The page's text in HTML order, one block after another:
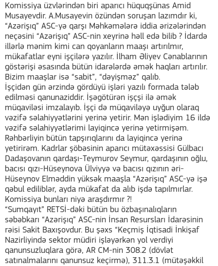
Komissiya üzvlərindən biri aparıcı hüquqşünas Amid
Musayevdir. A.Musayevin özündən soruşan lazımdır ki,
“Azərişıq” ASC-yə qarşı Məhkəmələrə iddia ərizələrindən
neçəsini “Azərişıq” ASC-nin xeyrinə həll edə bilib ? İdardə
illərlə mənim kimi can qoyanların maaşı artırılmır,
mükafatlar eyni işçilərə yazılır. İlham Əliyev Cənablarının
göstərişi əsasında bütün idarələrdə əmək haqları artırılır.
Bizim maaşlar isə “sabit”, “dəyişməz” qalıb.
İşçidən gün ərzində gördüyü işləri yazılı formada tələb
edilməsi qanunaziddir. İşəgötürən işçşi ilə əmək
müqaviləsi imzalayıb. İşçi də müqaviləyə uyğun olaraq
vəzifə səlahiyyətlərini yerinə yetirir. Mən işlədiyim 16 ildə
vəzifə səlahiyyətlərimi layiqincə yerinə yetirmişəm.
Rəhbərliyin bütün tapşırıqlarını da layiqincə yerinə
yetirirəm. Kadrlar şöbəsinin aparıcı mütəxəssisi Gülbacı
Dadaşovanın qardaşı-Teymurov Seymur, qardaşının oğlu,
bacısı qızı-Hüseynova Ülviyyə və bacısı qızının əri-
Hüseynov Elməddin yüksək maaşla “Azərişıq” ASC-yə işə
qəbul ediliblər, ayda mükafat da alıb işdə tapılmırlar.
Komissiya bunları niyə araşdırmır ?!
“Sumqayıt” RETSİ-dəki bütün bu özbaşınalıqların
səbəbkarı “Azərişıq” ASC-nin İnsan Resursları İdarəsinin
rəisi Sakit Baxışovdur. Bu şəxs “Keçmiş İqtisadi İnkişaf
Nazirliyində sektor müdiri işləyərkən yol verdiyi
qanunsuzluqlara görə, AR CM-nin 308.2 (dövlət
satınalmalarını qanunsuz keçirmə), 311.3.1 (mütəşəkkil